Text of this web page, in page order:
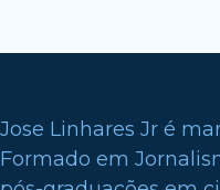
Jose Linhares Jr é
Formado em